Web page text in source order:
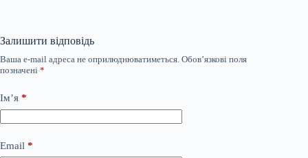
Залишити відповідь
Ваша e-mail адреса не оприлюднюватиметься. Обов’язкові поля
позначені *
Ім’я *
Email *